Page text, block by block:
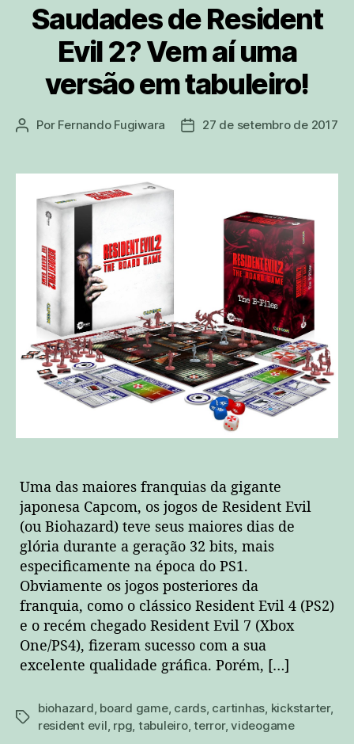
Saudades de Resident
Evil 2? Vem aí uma
versão em tabuleiro!
Autor
Por Fernando Fugiwara
Data27 de setembro de 2017
Uma das maiores franquias da gigante
japonesa Capcom, os jogos de Resident Evil
(ou Biohazard) teve seus maiores dias de
glória durante a geração 32 bits, mais
especificamente na época do PS1.
Obviamente os jogos posteriores da
franquia, como o clássico Resident Evil 4 (PS2)
e o recém chegado Resident Evil 7 (Xbox
One/PS4), fizeram sucesso com a sua
excelente qualidade gráfica. Porém, […]
tags
biohazard, board game, cards, cartinhas, kickstarter,
resident evil, rpg, tabuleiro,terror,videogame